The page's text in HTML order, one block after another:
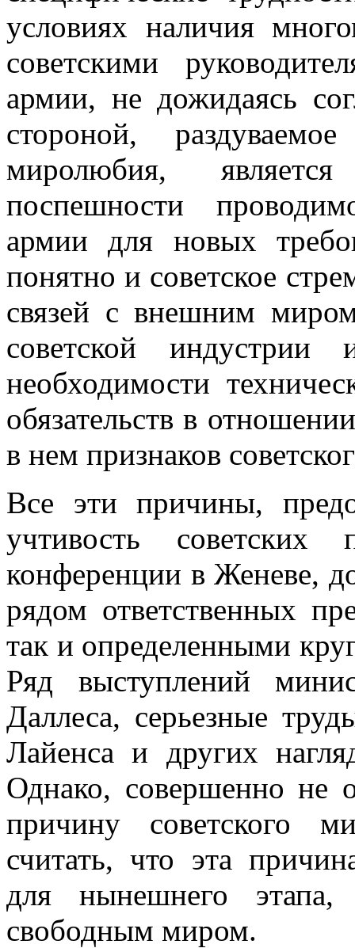
условиях наличия
советскими
армии, не дожидаясь
стороной,
миролюбия,
поспешности
армии для новых
понятно и совет­ское
связей с внешним
советской индустрии
необходимости
обязательств в
в нем признаков
Все эти причины,
учтивость советских
конференции в Женеве,
рядом ответственных
так и опреде­ленными
Ряд выступлений
Даллеса, серьезные
Лайенса и других
Однако, совершенно не
причину советского
считать, что эта
для нынешнего этапа,
свободным миром.